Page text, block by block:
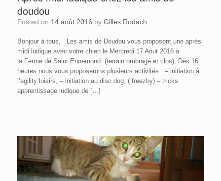
doudou
Posted on 14 août 2016 by Gilles Rodach
Bonjour à tous, Les amis de Doudou vous proposent une après
midi ludique avec votre chien le Mercredi 17 Aout 2016 à
la Ferme de Saint Ennemond .(terrain ombragé et clos); Dès 16
heures nous vous proposerons plusieurs activités : – initiation à
l’agility loisirs, – initiation au disc dog, ( freezby) – tricks :
apprentissage ludique de […]